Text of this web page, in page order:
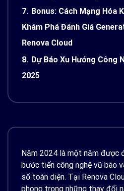
7. Bonus: Cách Mạng Hóa
Khám Phá Đánh Giá
Renova Cloud
8. Dự Báo Xu Hướng Công
2025
Năm 2024 là một năm được
bước tiến công nghệ vũ bão
số toàn diện. Tại Renova
phong trong những thay đổi